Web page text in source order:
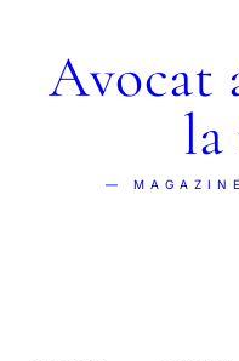
Avocat
la
—